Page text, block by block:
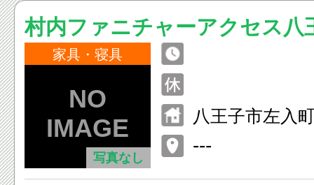
村内ファニチャーアクセス八
家具・寝具
写真なし
八王子市左入
---